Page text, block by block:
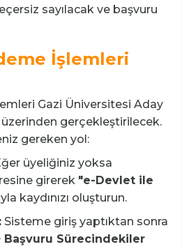
sayılacak ve başvuru
İşlemleri
Gazi Üniversitesi Aday
gerçekleştirilecek.
gereken yol:
üyeliğiniz yoksa
girerek "e-Devlet ile
kaydınızı oluşturun.
Sisteme giriş yaptıktan sonra
Başvuru Sürecindekiler